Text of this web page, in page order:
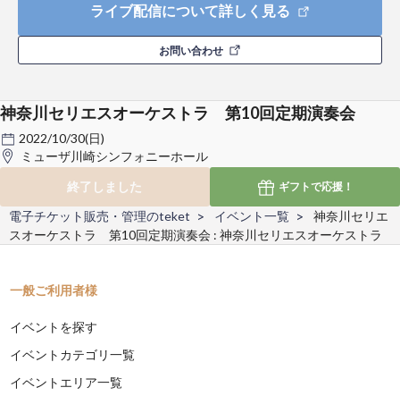
ライブ配信について詳しく見る
お問い合わせ
神奈川セリエスオーケストラ 第10回定期演奏会
2022/10/30(日)
ミューザ川崎シンフォニーホール
終了しました
ギフトで応援！
電子チケット販売・管理のteket イベント一覧
神奈川セリエ
スオーケストラ 第10回定期演奏会 : 神奈川セリエスオーケストラ
一般ご利用者様
イベントを探す
イベントカテゴリ一覧
イベントエリア一覧